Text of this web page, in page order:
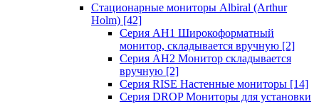
Стационарные мониторы Albiral (Arthur
Holm) [42]
Серия AH1 Широкоформатный
монитор, складывается вручную [2]
Серия AH2 Монитор складывается
вручную [2]
Серия RISE Настенные мониторы [14]
Серия DROP Мониторы для установки